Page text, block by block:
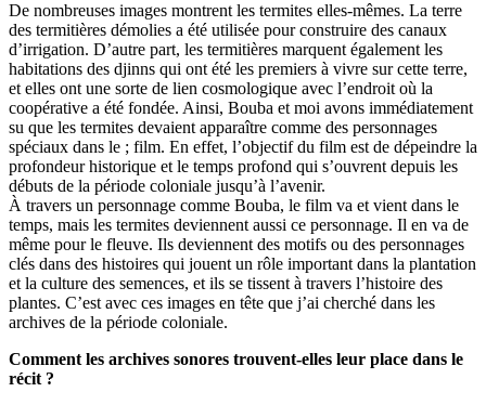
De nombreuses images montrent les termites elles-mêmes. La terre
des termitières démolies a été utilisée pour construire des canaux
d’irrigation. D’autre part, les termitières marquent également les
habitations des djinns qui ont été les premiers à vivre sur cette terre,
et elles ont une sorte de lien cosmologique avec l’endroit où la
coopérative a été fondée. Ainsi, Bouba et moi avons immédiatement
su que les termites devaient apparaître comme des personnages
spéciaux dans le ; film. En effet, l’objectif du film est de dépeindre la
profondeur historique et le temps profond qui s’ouvrent depuis les
débuts de la période coloniale jusqu’à l’avenir.
À travers un personnage comme Bouba, le film va et vient dans le
temps, mais les termites deviennent aussi ce personnage. Il en va de
même pour le fleuve. Ils deviennent des motifs ou des personnages
clés dans des histoires qui jouent un rôle important dans la plantation
et la culture des semences, et ils se tissent à travers l’histoire des
plantes. C’est avec ces images en tête que j’ai cherché dans les
archives de la période coloniale.
Comment les archives sonores trouvent-elles leur place dans le
récit ?